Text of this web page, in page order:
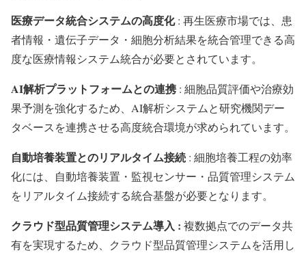
医療データ統合システムの高度化: 再生医療市場では、患
者情報・遺伝子データ・細胞分析結果を統合管理できる高
度な医療情報システム統合が必要とされています。
AI解析プラットフォームとの連携 : 細胞品質評価や治療効
果予測を強化するため、AI解析システムと研究機関デー
タベースを連携させる高度統合環境が求められています。
自動培養装置とのリアルタイム接続 : 細胞培養工程の効率
化には、自動培養装置・監視センサー・品質管理システム
をリアルタイム接続する統合基盤が必要となります。
クラウド型品質管理システム導入 : 複数拠点でのデータ共
有を実現するため、クラウド型品質管理システムを活用し